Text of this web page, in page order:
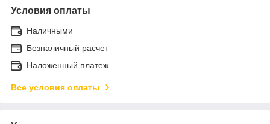
Условия оплаты
Наличными
Безналичный расчет
Наложенный платеж
Все условия оплаты